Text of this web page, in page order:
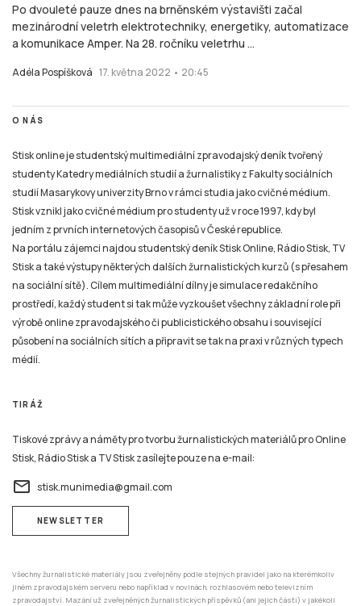
Po dvouleté pauze dnes na brněnském výstavišti začal
mezinárodní veletrh elektrotechniky, energetiky, automatizace
a komunikace Amper. Na 28. ročníku veletrhu ...
Adéla Pospíšková 17. května 2022 • 20:45
O NÁS
Stisk online je studentský multimediální zpravodajský deník tvořený
studenty Katedry mediálních studií a žurnalistiky z Fakulty sociálních
studií Masarykovy univerzity Brno v rámci studia jako cvičné médium.
Stisk vznikl jako cvičné médium pro studenty už v roce 1997, kdy byl
jedním z prvních internetových časopisů v České republice.
Na portálu zájemci najdou studentský deník Stisk Online, Rádio Stisk, TV
Stisk a také výstupy některých dalších žurnalistických kurzů (s přesahem
na sociální sítě). Cílem multimediální dílny je simulace redakčního
prostředí, každý student si tak může vyzkoušet všechny základní role při
výrobě online zpravodajského či publicistického obsahu i související
působení na sociálních sítích a připravit se tak na praxi v různých typech
médií.
TIRÁŽ
Tiskové zprávy a náměty pro tvorbu žurnalistických materiálů pro Online
Stisk, Rádio Stisk a TV Stisk zasílejte pouze na e-mail:
email stisk.munimedia@gmail.com
NEWSLETTER
Všechny žurnalistické materiály jsou zveřejněny podle stejných pravidel jako na kterémkoliv
jiném zpravodajském serveru nebo například v novinách, rozhlasovém nebo televizním
zpravodajství. Mazání už zveřejněných žurnalistických příspěvků (ani jejich částí) v jakékoli